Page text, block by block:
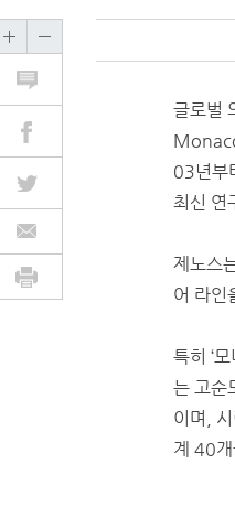
글로벌
03년부
최신 연
제노스
어 라인
특히 ‘
는 고순
이며,
계 40